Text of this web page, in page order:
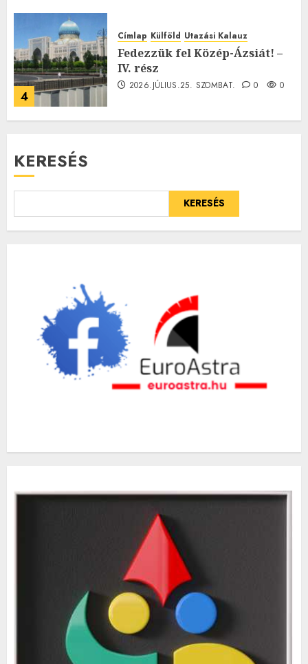
4
Címlap Külföld Utazási Kalauz
Fedezzük fel Közép-Ázsiát! –
IV. rész
2026.JÚLIUS.25. SZOMBAT. 0 0
KERESÉS
KERESÉS